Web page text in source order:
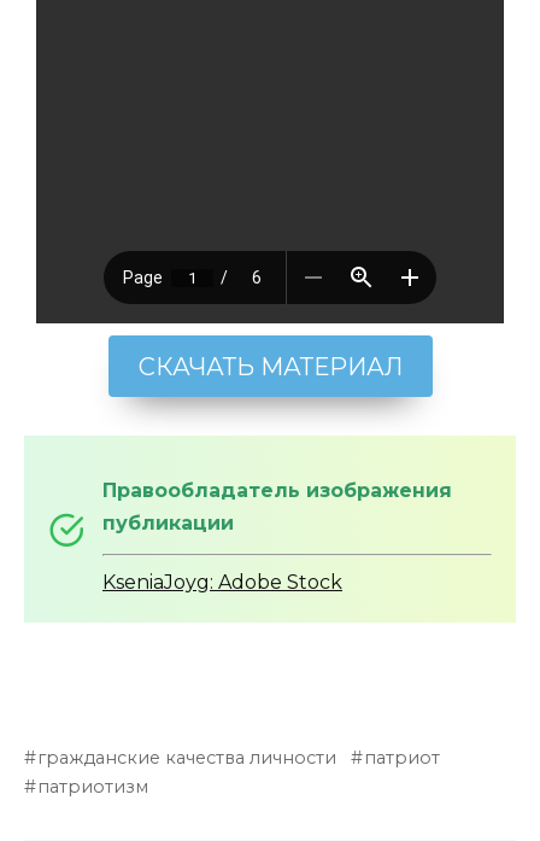
СКАЧАТЬ МАТЕРИАЛ
Правообладатель изображения
публикации
KseniaJoyg: Adobe Stock
гражданские качества личности
патриот
патриотизм